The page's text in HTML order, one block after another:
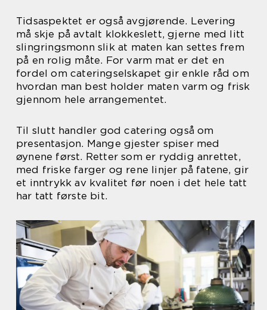
Tidsaspektet er også avgjørende. Levering
må skje på avtalt klokkeslett, gjerne med litt
slingringsmonn slik at maten kan settes frem
på en rolig måte. For varm mat er det en
fordel om cateringselskapet gir enkle råd om
hvordan man best holder maten varm og frisk
gjennom hele arrangementet.
Til slutt handler god catering også om
presentasjon. Mange gjester spiser med
øynene først. Retter som er ryddig anrettet,
med friske farger og rene linjer på fatene, gir
et inntrykk av kvalitet før noen i det hele tatt
har tatt første bit.